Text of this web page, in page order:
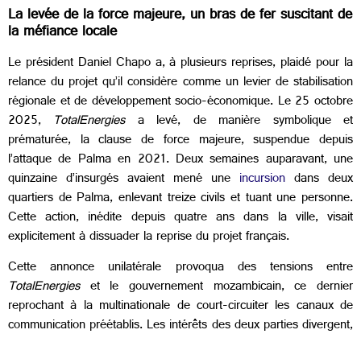
La levée de la force majeure, un bras de fer suscitant de
la méfiance locale
Le président Daniel Chapo a, à plusieurs reprises, plaidé pour la
relance du projet qu’il considère comme un levier de stabilisation
régionale et de développement socio-économique. Le 25 octobre
2025, TotalEnergies a levé, de manière symbolique et
prématurée, la clause de force majeure, suspendue depuis
l’attaque de Palma en 2021. Deux semaines auparavant, une
quinzaine d’insurgés avaient mené une incursion dans deux
quartiers de Palma, enlevant treize civils et tuant une personne.
Cette action, inédite depuis quatre ans dans la ville, visait
explicitement à dissuader la reprise du projet français.
Cette annonce unilatérale provoqua des tensions entre
TotalEnergies et le gouvernement mozambicain, ce dernier
reprochant à la multinationale de court-circuiter les canaux de
communication préétablis. Les intérêts des deux parties divergent,